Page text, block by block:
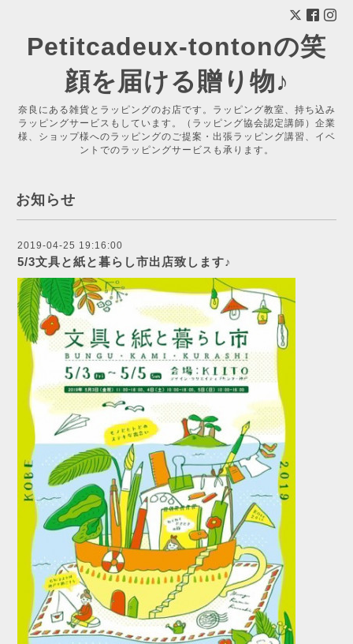
Petitcadeux-tontonの笑
顔を届ける贈り物♪
奈良にある雑貨とラッピングのお店です。ラッピング教室、持ち込み
ラッピングサービスもしています。（ラッピング協会認定講師）企業
様、ショップ様へのラッピングのご提案・出張ラッピング講習、イベ
ントでのラッピングサービスも承ります。
お知らせ
2019-04-25 19:16:00
5/3文具と紙と暮らし市出店致します♪